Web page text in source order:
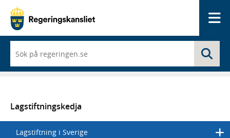
du
börjar
skriva
en
lista
med
sökförslag
Lagstiftningskedja
Lagstiftning i Sverige